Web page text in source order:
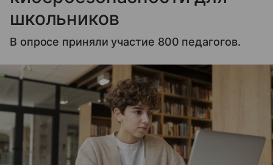
школьников
В опросе приняли участие 800 педагогов.